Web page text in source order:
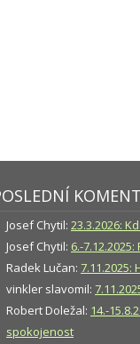
Josef Chytil: 23.3.2026:
Josef Chytil: 6.-
Radek Lučan: 7.11.2025:
vinkler slavomil:
Robert Doležal: 14.-
spokojenost